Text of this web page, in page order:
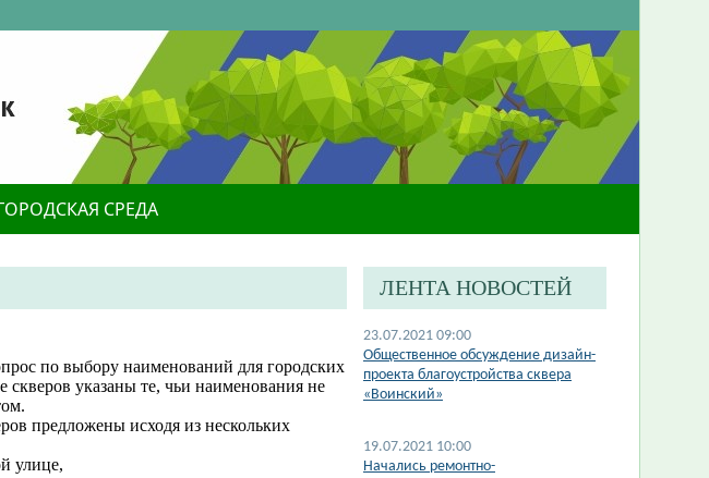
СРЕДА
по выбору наименований для городских
скверов указаны те, чьи наименования не
предложены исходя из нескольких
улице,
ЛЕНТА НОВОСТЕЙ
23.07.2021 09:00
Общественное обсуждение дизайн-
проекта благоустройства сквера
«Воинский»
19.07.2021 10:00
Начались ремонтно-